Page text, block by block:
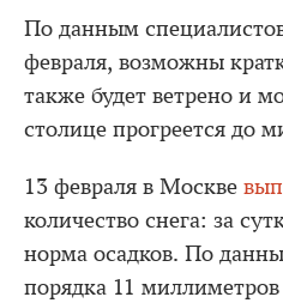
По данным
февраля, возможны
также будет ветрено и
столице прогреется до
13 февраля в Москве
количество снега: за
норма осадков. По
порядка 11